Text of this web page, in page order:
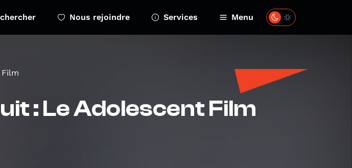
Nous rejoindre Services Menu
: Le Adolescent Film